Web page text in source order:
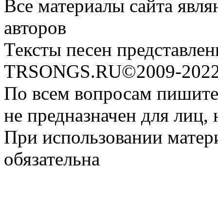
Все материалы сайта
авторов
Тексты песен
TRSONGS.RU©2009-
По всем вопросам
не предназначен для
При использовании
обязательна